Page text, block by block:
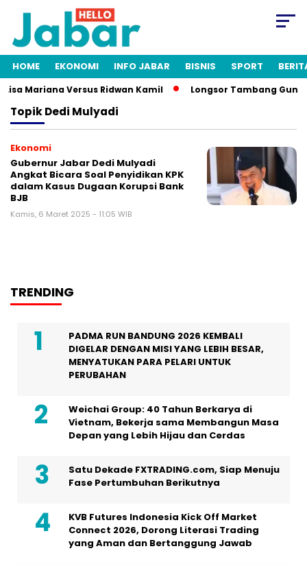
HOME EKONOMI INFO JABAR BISNIS SPORT
Mariana Versus Ridwan Kamil Longsor Tambang
TopikDedi Mulyadi
Ekonomi
Gubernur Jabar Dedi Mulyadi
Angkat Bicara Soal Penyidikan KPK
dalam Kasus Dugaan Korupsi Bank
BJB
Kamis, 6 Maret 2025 - 11:05 WIB
TRENDING
PADMA RUN BANDUNG 2026 KEMBALI
DIGELAR DENGAN MISI YANG LEBIH BESAR,
MENYATUKAN PARA PELARI UNTUK
PERUBAHAN
Weichai Group: 40 Tahun Berkarya di
Vietnam, Bekerja sama Membangun Masa
Depan yang Lebih Hijau dan Cerdas
Satu Dekade FXTRADING.com, Siap Menuju
Fase Pertumbuhan Berikutnya
KVB Futures Indonesia Kick Off Market
Connect 2026, Dorong Literasi Trading
yang Aman dan Bertanggung Jawab